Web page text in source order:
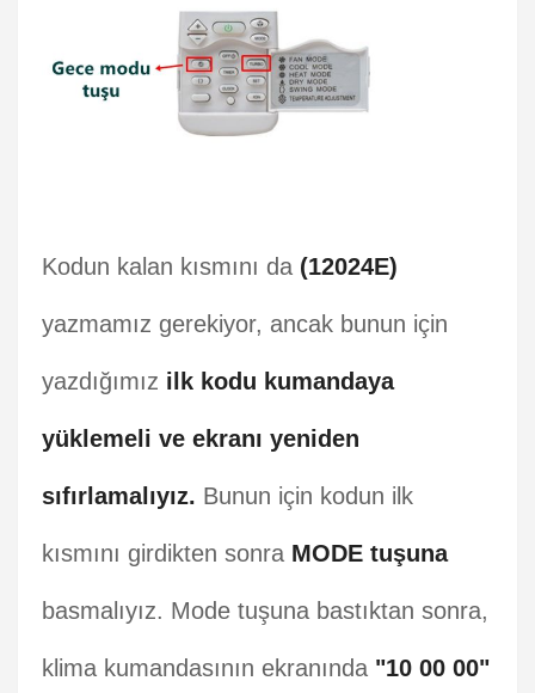
Kodun kalan kısmını da (12024E)
yazmamız gerekiyor, ancak bunun için
yazdığımız ilk kodu kumandaya
yüklemeli ve ekranı yeniden
sıfırlamalıyız. Bunun için kodun ilk
kısmını girdikten sonra MODE tuşuna
basmalıyız. Mode tuşuna bastıktan sonra,
klima kumandasının ekranında "10 00 00"